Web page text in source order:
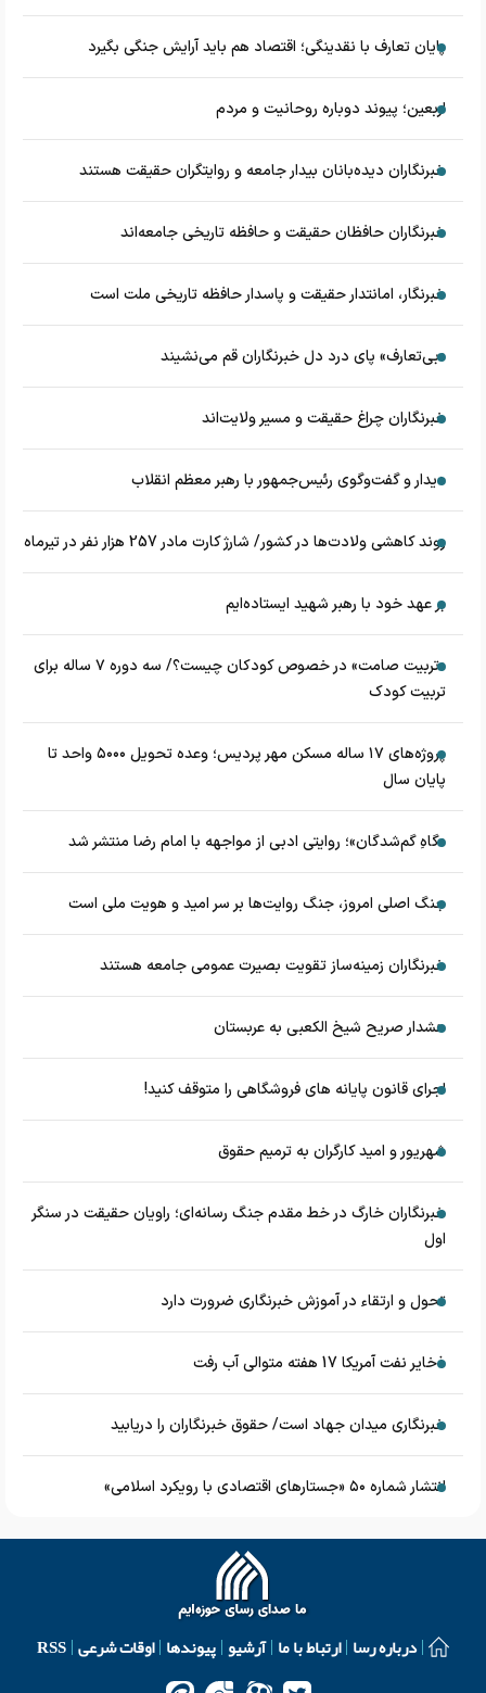
پایان تعارف با نقدینگی؛ اقتصاد هم باید آرایش جنگی بگیرد
اربعین؛ پیوند دوباره روحانیت و مردم
خبرنگاران دیده‌بانان بیدار جامعه و روایتگران حقیقت هستند
خبرنگاران حافظان حقیقت و حافظه تاریخی جامعه‌اند
خبرنگار، امانتدار حقیقت و پاسدار حافظه تاریخی ملت است
«بی‌تعارف» پای درد دل خبرنگاران قم می‌نشیند
خبرنگاران چراغ حقیقت و مسیر ولایت‌اند
دیدار و گفت‌وگوی رئیس‌جمهور با رهبر معظم انقلاب
روند کاهشی ولادت‌ها در کشور/ شارژ کارت مادر 257 هزار نفر در تیرماه
بر عهد خود با رهبر شهید ایستاده‌ایم
«تربیت صامت» در خصوص کودکان چیست؟/ سه دوره ۷ ساله برای
تربیت کودک
پروژه‌های ۱۷ ساله مسکن مهر پردیس؛ وعده تحویل ۵۰۰۰ واحد تا
پایان سال
«گاهِ گم‌شدگان»؛ روایتی ادبی از مواجهه با امام رضا منتشر شد
جنگ اصلی امروز، جنگ روایت‌ها بر سر امید و هویت ملی است
خبرنگاران زمینه‌ساز تقویت بصیرت عمومی جامعه هستند
هشدار صریح شیخ الکعبی به عربستان
اجرای قانون پایانه های فروشگاهی را متوقف کنید!
شهریور و امید کارگران به ترمیم حقوق
خبرنگاران خارگ در خط مقدم جنگ رسانه‌ای؛ راویان حقیقت در سنگر
اول
تحول و ارتقاء در آموزش خبرنگاری ضرورت دارد
ذخایر نفت آمریکا 17 هفته متوالی آب رفت
خبرنگاری میدان جهاد است/ حقوق خبرنگاران را دریابید
انتشار شماره ۵۰ «جستارهای اقتصادی با رویکرد اسلامی»
درباره رسا ارتباط با ما آرشیو پیوندها اوقات شرعی RSS